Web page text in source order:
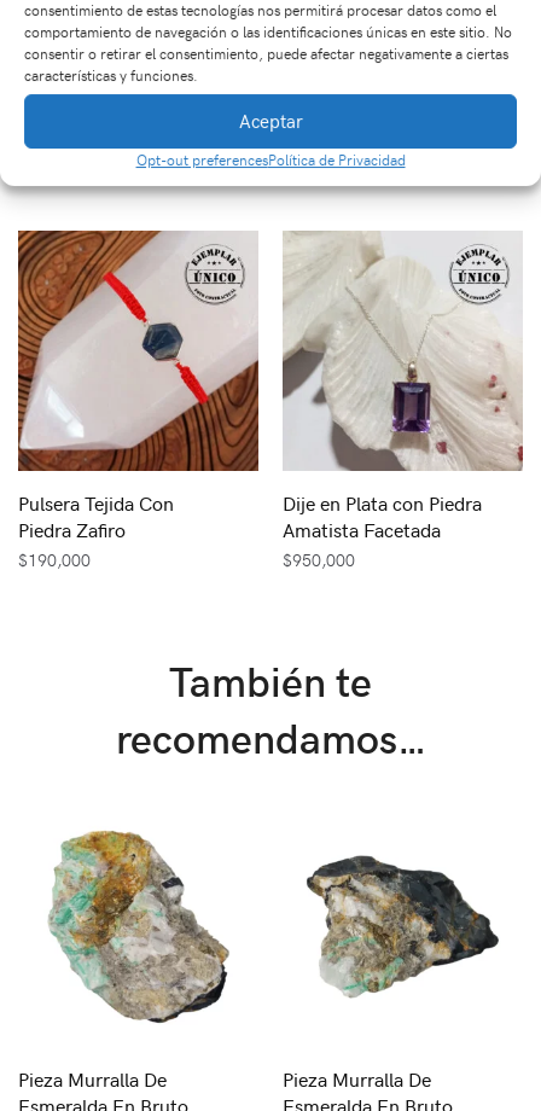
consentimiento de estas tecnologías nos permitirá procesar datos como el
comportamiento de navegación o las identificaciones únicas en este sitio. No
consentir o retirar el consentimiento, puede afectar negativamente a ciertas
características y funciones.
Aceptar
Opt-out preferencesPolítica de Privacidad
Dije En Plata Con
$250,000
Dije En Plata Con
Piedra Turmalina
Sandía
$610,000
Pulsera Tejida Con
Piedra Zafiro
$190,000
Dije en Plata con Piedra
Amatista Facetada
$950,000
También te
recomendamos…
Pieza Murralla De
Esmeralda En Bruto
Pieza Murralla De
Esmeralda En Bruto